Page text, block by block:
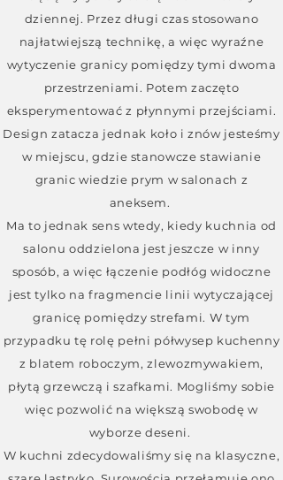
dziennej. Przez długi czas stosowano
najłatwiejszą technikę, a więc wyraźne
wytyczenie granicy pomiędzy tymi dwoma
przestrzeniami. Potem zaczęto
eksperymentować z płynnymi przejściami.
Design zatacza jednak koło i znów jesteśmy
w miejscu, gdzie stanowcze stawianie
granic wiedzie prym w salonach z
aneksem.
Ma to jednak sens wtedy, kiedy kuchnia od
salonu oddzielona jest jeszcze w inny
sposób, a więc łączenie podłóg widoczne
jest tylko na fragmencie linii wytyczającej
granicę pomiędzy strefami. W tym
przypadku tę rolę pełni półwysep kuchenny
z blatem roboczym, zlewozmywakiem,
płytą grzewczą i szafkami. Mogliśmy sobie
więc pozwolić na większą swobodę w
wyborze deseni.
W kuchni zdecydowaliśmy się na klasyczne,